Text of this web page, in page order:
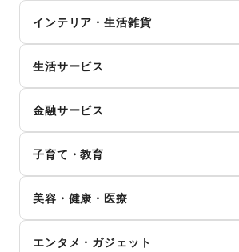
インナー・ルームウェア
キッズ・ベビー・マタニティ
スポーツ
シーズナルウェア
腕時計
靴
バッグ・革小物
ファッション雑貨
和服・着物
古着
その他ファッション
和菓子
パン
お弁当・惣菜
軽食・ホットスナック
コーヒー・紅茶
その他飲料
食材・調味料
物産展・マルシェ
キッチンカー・移動販売
野菜・果物・生鮮食品
その他フード・飲食
インテリア・生活雑貨
寝具・ベッド
家具・家電
キッチン雑貨・調理器具
掃除用品・生活便利品
文房具
手芸・ハンドメイド
花・盆栽・ドライフラワー
犬・猫・ペット
日用雑貨
生活サービス
インターネット・プロバイダ
電気・ガス
ウォーターサーバー
ハウスクリーニング・家事代行
定期宅配
リサイクル雑貨・古本
冠婚葬祭
金融サービス
保険
銀行
住宅ローン
証券・FX
不動産投資
その他金融サービス
子育て・教育
ランドセル
学習教材・通信教育
子供向け教室・レッスン
美容・健康・医療
ダイエット・健康グッズ
エンタメ・ガジェット